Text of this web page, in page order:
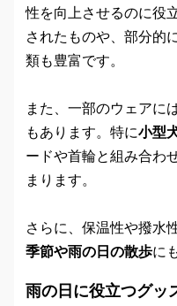
性を向上させるのに役
されたものや、部分的
類も豊富です。
また、一部のウェアに
もあります。特に小型
ードや首輪と組み合わ
まります。
さらに、保温性や撥水
季節や雨の日の散歩に
雨の日に役立つグッ